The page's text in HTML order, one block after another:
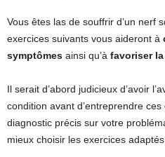
Vous êtes las de souffrir d’un nerf
exercices suivants vous aideront à
symptômes ainsi qu’à favoriser
Il serait d’abord judicieux d’avoir
condition avant d’entreprendre
diagnostic précis sur votre
mieux choisir les exercices